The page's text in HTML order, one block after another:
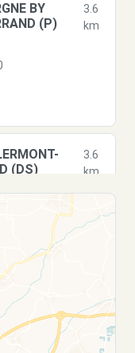
BY
(P)
3.6
km
(DS)
3.6
km
BY
(C)
km